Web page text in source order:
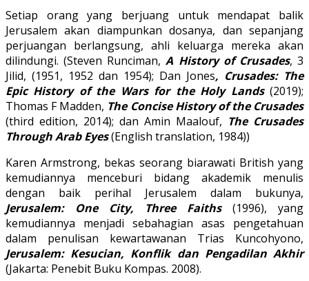
Setiap orang yang berjuang untuk mendapat balik
Jerusalem akan diampunkan dosanya, dan sepanjang
perjuangan berlangsung, ahli keluarga mereka akan
dilindungi. (Steven Runciman,A History of Crusades, 3
Jilid, (1951, 1952 dan 1954); Dan Jones, Crusades: The
Epic History of the Wars for the Holy Lands(2019);
Thomas F Madden, The Concise History of the Crusades
(third edition, 2014); dan Amin Maalouf, The Crusades
Through Arab Eyes(English translation, 1984))
Karen Armstrong, bekas seorang biarawati British yang
kemudiannya menceburi bidang akademik menulis
dengan baik perihal Jerusalem dalam bukunya,
Jerusalem: One City, Three Faiths(1996), yang
kemudiannya menjadi sebahagian asas pengetahuan
dalam penulisan kewartawanan Trias Kuncohyono,
Jerusalem: Kesucian, Konflik dan Pengadilan Akhir
(Jakarta: Penebit Buku Kompas. 2008).